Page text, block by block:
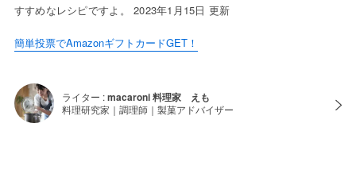
すすめなレシピですよ。 2023年1月15日 更新
簡単投票でAmazonギフトカードGET！
ライター :macaroni 料理家 えも
料理研究家｜調理師｜製菓アドバイザー